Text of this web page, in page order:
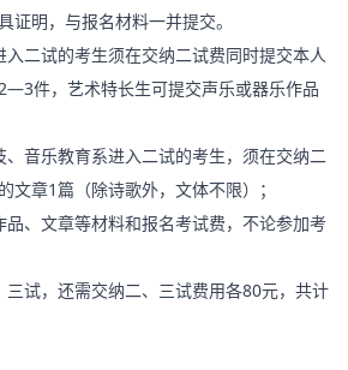
证明，与报名材料一并提交。
二试的考生须在交纳二试费同时提交本人
件，艺术特长生可提交声乐或器乐作品
音乐教育系进入二试的考生，须在交纳二
文章1篇（除诗歌外，文体不限）；
、文章等材料和报名考试费，不论参加考
试，还需交纳二、三试费用各80元，共计